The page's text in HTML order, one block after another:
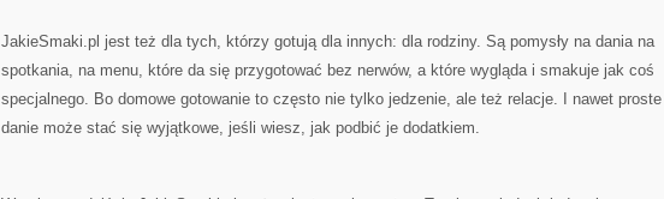
JakieSmaki.pl jest też dla tych, którzy gotują dla innych: dla rodziny. Są pomysły na dania na
spotkania, na menu, które da się przygotować bez nerwów, a które wygląda i smakuje jak coś
specjalnego. Bo domowe gotowanie to często nie tylko jedzenie, ale też relacje. I nawet proste
danie może stać się wyjątkowe, jeśli wiesz, jak podbić je dodatkiem.